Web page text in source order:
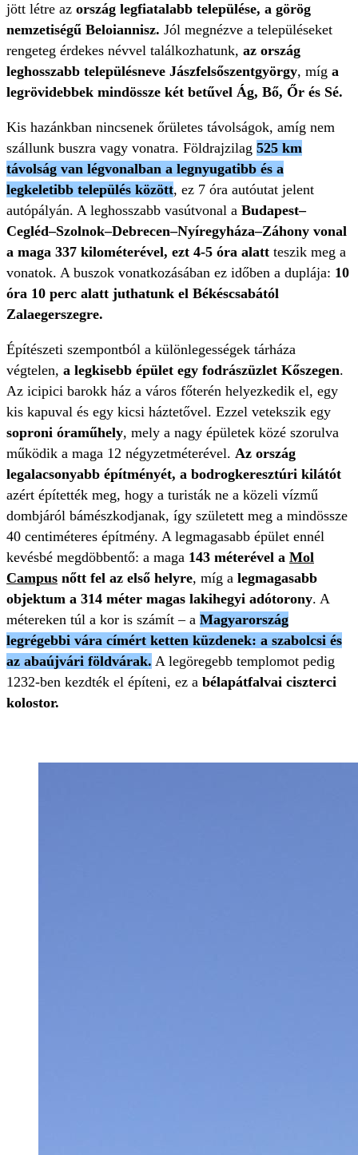
jött létre az ország legfiatalabb települése, a görög
nemzetiségű Beloiannisz. Jól megnézve a településeket
rengeteg érdekes névvel találkozhatunk, az ország
leghosszabb településneve Jászfelsőszentgyörgy, míg a
legrövidebbek mindössze két betűvel Ág, Bő, Őr és Sé.
Kis hazánkban nincsenek őrületes távolságok, amíg nem
szállunk buszra vagy vonatra. Földrajzilag 525 km
távolság van légvonalban a legnyugatibb és a
legkeletibb település között, ez 7 óra autóutat jelent
autópályán. A leghosszabb vasútvonal a Budapest–
Cegléd–Szolnok–Debrecen–Nyíregyháza–Záhony vonal
a maga 337 kilométerével, ezt 4-5 óra alatt teszik meg a
vonatok. A buszok vonatkozásában ez időben a duplája: 10
óra 10 perc alatt juthatunk el Békéscsabától
Zalaegerszegre.
Építészeti szempontból a különlegességek tárháza
végtelen, a legkisebb épület egy fodrászüzlet Kőszegen.
Az icipici barokk ház a város főterén helyezkedik el, egy
kis kapuval és egy kicsi háztetővel. Ezzel vetekszik egy
soproni óraműhely, mely a nagy épületek közé szorulva
működik a maga 12 négyzetméterével. Az ország
legalacsonyabb építményét, a bodrogkeresztúri kilátót
azért építették meg, hogy a turisták ne a közeli vízmű
dombjáról bámészkodjanak, így született meg a mindössze
40 centiméteres építmény. A legmagasabb épület ennél
kevésbé megdöbbentő: a maga 143 méterével a Mol
Campus nőtt fel az első helyre, míg a legmagasabb
objektum a 314 méter magas lakihegyi adótorony. A
métereken túl a kor is számít – a Magyarország
legrégebbi vára címért ketten küzdenek: a szabolcsi és
az abaújvári földvárak. A legöregebb templomot pedig
1232-ben kezdték el építeni, ez a bélapátfalvai ciszterci
kolostor.